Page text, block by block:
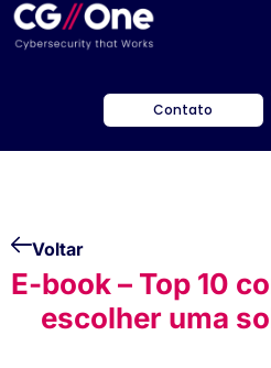
Contato
Voltar
E-book – Top 10
escolher uma